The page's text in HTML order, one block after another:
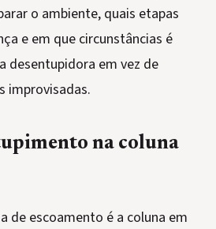
o ambiente, quais etapas
e em que circunstâncias é
desentupidora em vez de
improvisadas.
na coluna
de escoamento é a coluna em